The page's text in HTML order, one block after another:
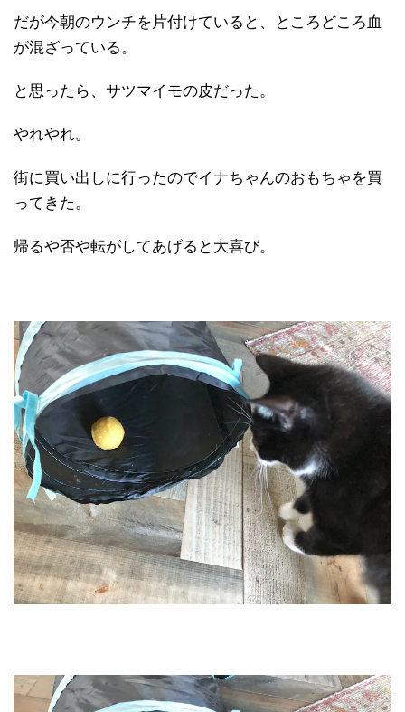
だが今朝のウンチを片付けていると、ところどころ血
が混ざっている。
と思ったら、サツマイモの皮だった。
やれやれ。
街に買い出しに行ったのでイナちゃんのおもちゃを買
ってきた。
帰るや否や転がしてあげると大喜び。